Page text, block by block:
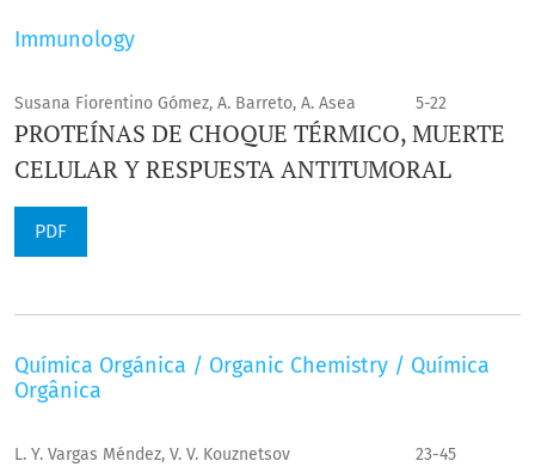
Immunology
Susana Fiorentino Gómez, A. Barreto, A. Asea 5-22
PROTEÍNAS DE CHOQUE TÉRMICO, MUERTE
CELULAR Y RESPUESTA ANTITUMORAL
PDF
Química Orgánica / Organic Chemistry / Química
Orgânica
L. Y. Vargas Méndez, V. V. Kouznetsov 23-45